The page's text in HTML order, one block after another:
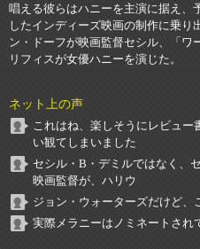
唱える彼らはハニーを主演に据え、
したインディーズ映画の制作に乗り
ン・ドーフが映画監督セシル、「ワ
リフィスが女優ハニーを演じた。
ネット上の声
これはね、楽しそうにレビュー
い観てしまいました
セシル・B・デミルではなく、
映画監督が、ハリウ
ジョン・ウォーターズだけど、
実際メラニーはノミネートされ